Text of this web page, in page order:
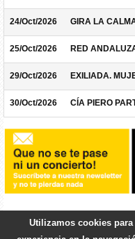
24/Oct/2026 GIRA LA
25/Oct/2026 RED
29/Oct/2026 EXILIADA.
30/Oct/2026 CÍA PIERO
Utilizamos cookies